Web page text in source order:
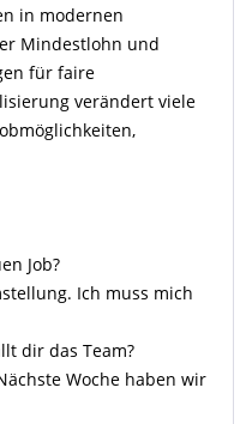
in modernen
Mindestlohn und
für faire
verändert viele
Job?
Ich muss mich
dir das Team?
Woche haben wir